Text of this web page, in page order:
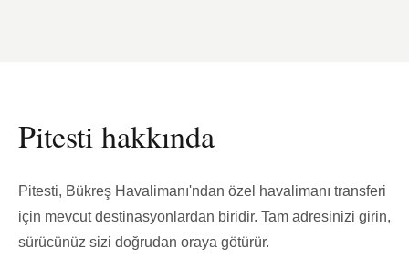
Pitesti hakkında
Pitesti, Bükreş Havalimanı'ndan özel havalimanı transferi
için mevcut destinasyonlardan biridir. Tam adresinizi girin,
sürücünüz sizi doğrudan oraya götürür.